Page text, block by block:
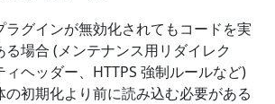
ラグインが無効化されてもコードを実
場合 (メンテナンス用リダイレク
ィヘッダー、HTTPS 強制ルールなど)
の初期化より前に読み込む必要がある